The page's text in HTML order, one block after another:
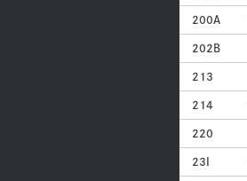
200A
202B
213
214
220
23I